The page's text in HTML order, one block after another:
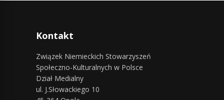
Kontakt
Związek Niemieckich Stowarzyszeń
Społeczno-Kulturalnych w Polsce
Dział Medialny
ul. J.Słowackiego 10